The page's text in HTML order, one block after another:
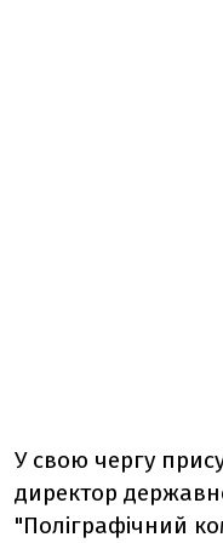
У свою чергу
директор
"Поліграфічний